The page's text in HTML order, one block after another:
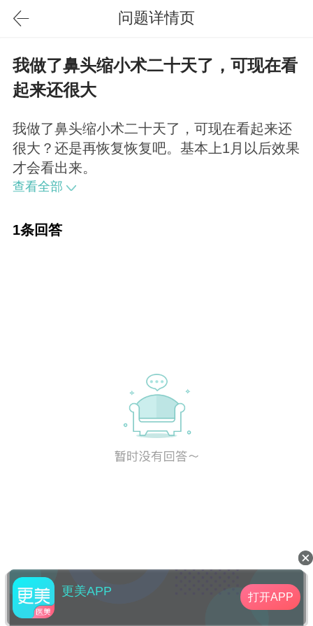
问题详情页
我做了鼻头缩小术二十天了，可现在看
起来还很大
我做了鼻头缩小术二十天了，可现在看起来还
很大？还是再恢复恢复吧。基本上1月以后效果
才会看出来。
查看全部
1条回答
更美APP 打开APP